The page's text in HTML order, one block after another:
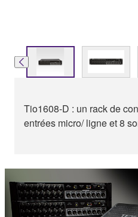
Tio1608-D : un rack de
entrées micro/ ligne et 8